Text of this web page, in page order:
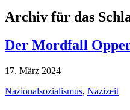
Archiv für das
Der Mordfall
17. März 2024
Nazionalsozialismus, Nazizeit